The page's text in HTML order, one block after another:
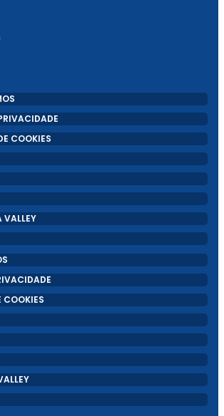
revolucionou pagamentos
apenas 2 anos
Soffia disputa Prêmio Otimista
2024 em duas categorias
cearense revoluciona mercado
COOKIES
VALLEY
COOKIES